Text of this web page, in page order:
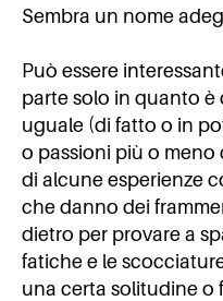
Sembra un nome
Può essere
parte solo in quanto
uguale (di fatto o in
o passioni più o meno
di alcune esperienze
che danno dei
dietro per provare a
fatiche e le
una certa solitudine o